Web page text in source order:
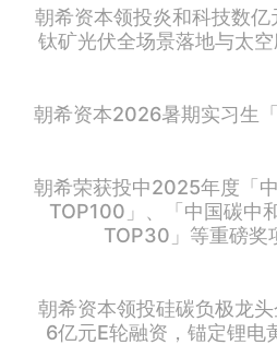
朝希资本领投炎和科技数
钛矿光伏全场景落地与太
朝希资本2026暑期实习生
朝希荣获投中2025年度「
TOP100」、「中国碳中
TOP30」等重磅奖
朝希资本领投硅碳负极龙
6亿元E轮融资，锚定锂电